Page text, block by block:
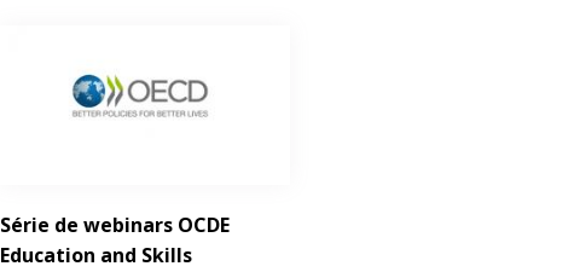
Série de webinars OCDE
Education and Skills